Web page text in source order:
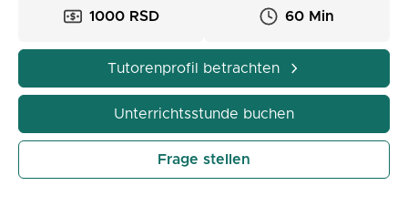
Schüler angepasst sind. Ich bemühe mich, dass jeder
Formeln auswendig lernt.
Wie sehen die Unterrichtsstunden aus:
1) Vor der eigentlichen Stunde ist es notwendig,
dass Sie mir das Material schicken, das wir für den
Unterricht benötigen.
1000 RSD 60 Min
Tutorenprofil betrachten
Unterrichtsstunde buchen
Frage stellen